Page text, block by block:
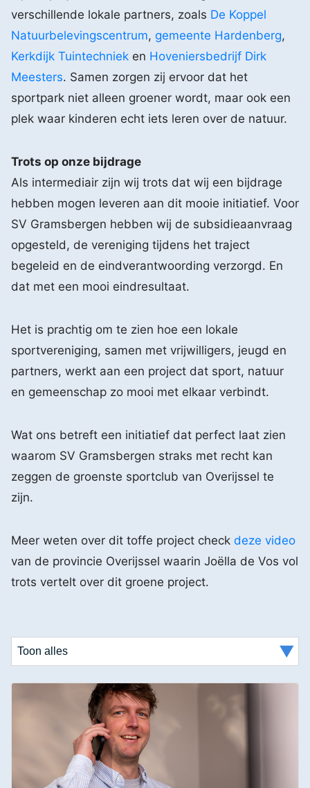
verschillende lokale partners, zoals De Koppel
Natuurbelevingscentrum, gemeente Hardenberg,
Kerkdijk Tuintechniek en Hoveniersbedrijf Dirk
Meesters. Samen zorgen zij ervoor dat het
sportpark niet alleen groener wordt, maar ook een
plek waar kinderen echt iets leren over de natuur.
Trots op onze bijdrage
Als intermediair zijn wij trots dat wij een bijdrage
hebben mogen leveren aan dit mooie initiatief. Voor
SV Gramsbergen hebben wij de subsidieaanvraag
opgesteld, de vereniging tijdens het traject
begeleid en de eindverantwoording verzorgd. En
dat met een mooi eindresultaat.
Het is prachtig om te zien hoe een lokale
sportvereniging, samen met vrijwilligers, jeugd en
partners, werkt aan een project dat sport, natuur
en gemeenschap zo mooi met elkaar verbindt.
Wat ons betreft een initiatief dat perfect laat zien
waarom SV Gramsbergen straks met recht kan
zeggen de groenste sportclub van Overijssel te
zijn.
Meer weten over dit toffe project check deze video
van de provincie Overijssel waarin Joëlla de Vos vol
trots vertelt over dit groene project.